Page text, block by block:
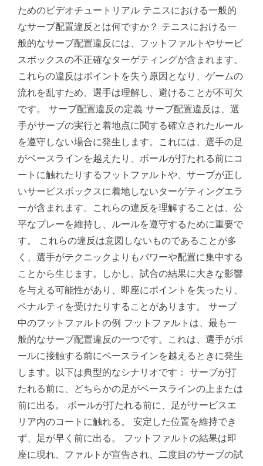
ためのビデオチュートリアル テニスにおける一般的
なサーブ配置違反とは何ですか？ テニスにおける一
般的なサーブ配置違反には、フットファルトやサービ
スボックスの不正確なターゲティングが含まれます。
これらの違反はポイントを失う原因となり、ゲームの
流れを乱すため、選手は理解し、避けることが不可欠
です。 サーブ配置違反の定義 サーブ配置違反は、選
手がサーブの実行と着地点に関する確立されたルール
を遵守しない場合に発生します。これには、選手の足
がベースラインを越えたり、ボールが打たれる前にコ
ートに触れたりするフットファルトや、サーブが正し
いサービスボックスに着地しないターゲティングエラ
ーが含まれます。これらの違反を理解することは、公
平なプレーを維持し、ルールを遵守するために重要で
す。 これらの違反は意図しないものであることが多
く、選手がテクニックよりもパワーや配置に集中する
ことから生じます。しかし、試合の結果に大きな影響
を与える可能性があり、即座にポイントを失ったり、
ペナルティを受けたりすることがあります。 サーブ
中のフットファルトの例 フットファルトは、最も一
般的なサーブ配置違反の一つです。これは、選手がボ
ールに接触する前にベースラインを越えるときに発生
します。以下は典型的なシナリオです： サーブが打
たれる前に、どちらかの足がベースラインの上または
前に出る。 ボールが打たれる前に、足がサービスエ
リア内のコートに触れる。 安定した位置を維持でき
ず、足が早く前に出る。 フットファルトの結果は即
座に現れ、ファルトが宣告され、二度目のサーブの試